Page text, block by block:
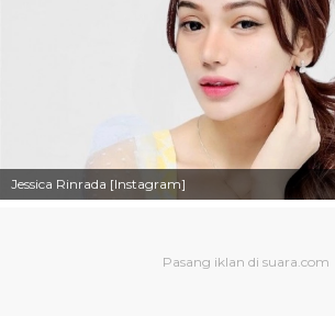
Jessica Rinrada [Instagram]